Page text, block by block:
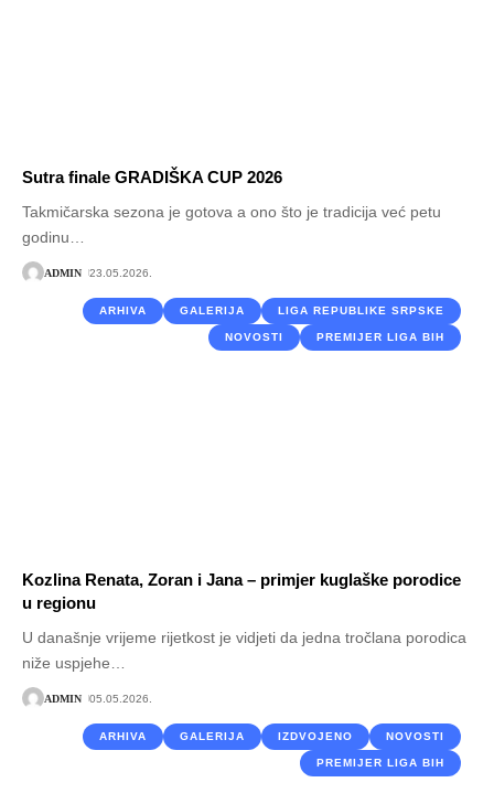
Sutra finale GRADIŠKA CUP 2026
Takmičarska sezona je gotova a ono što je tradicija već petu
godinu…
ADMIN 23.05.2026.
ARHIVA GALERIJA LIGA REPUBLIKE SRPSKE
NOVOSTI PREMIJER LIGA BIH
Kozlina Renata, Zoran i Jana – primjer kuglaške porodice
u regionu
U današnje vrijeme rijetkost je vidjeti da jedna tročlana porodica
niže uspjehe
ADMIN 05.05.2026.
ARHIVA GALERIJA IZDVOJENO NOVOSTI
PREMIJER LIGA BIH